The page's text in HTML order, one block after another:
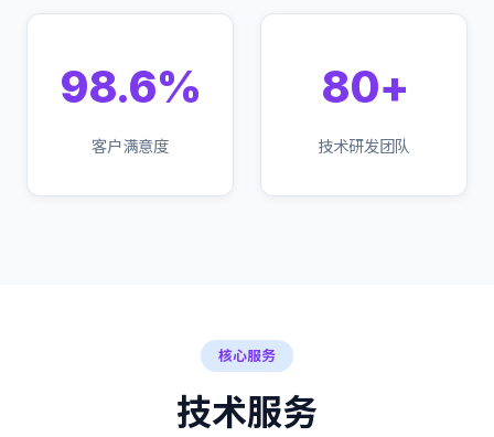
98.6%
客户满意度
80+
技术研发团队
核心服务
技术服务